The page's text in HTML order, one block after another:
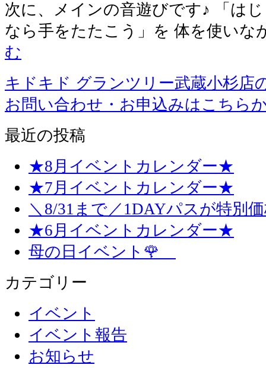
次に、メインの音遊びです♪ 「は
なら手をたたこう」を 体を使い
む
キドキド グランツリー武蔵小杉店
お問い合わせ・お申込みはこちら
最近の投稿
★8月イベントカレンダー★
★7月イベントカレンダー★
＼8/31まで／1DAYパスが特別
★6月イベントカレンダー★
母の日イベント🌹
カテゴリー
イベント
イベント報告
お知らせ